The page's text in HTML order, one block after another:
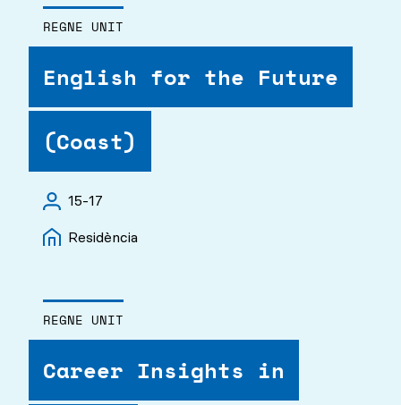
REGNE UNIT
English for the Future
(Coast)
15-17
Residència
REGNE UNIT
Career Insights in